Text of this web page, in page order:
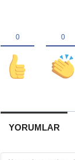
YORUMLAR